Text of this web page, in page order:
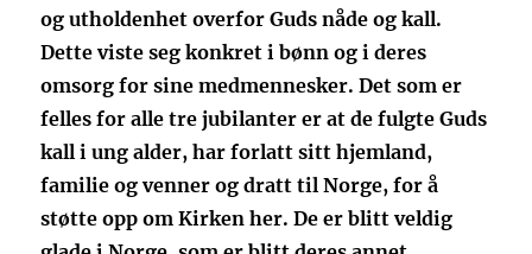
og utholdenhet overfor Guds nåde og kall.
Dette viste seg konkret i bønn og i deres
omsorg for sine medmennesker. Det som er
felles for alle tre jubilanter er at de fulgte Guds
kall i ung alder, har forlatt sitt hjemland,
familie og venner og dratt til Norge, for å
støtte opp om Kirken her. De er blitt veldig